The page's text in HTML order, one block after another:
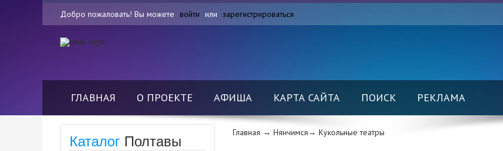
Добро пожаловать! Вы можете войти или зарегистрироваться
ГЛАВНАЯ О ПРОЕКТЕ АФИША КАРТА САЙТА ПОИСК РЕКЛАМА
Каталог Полтавы Главная → Нянчимся→ Кукольные театры